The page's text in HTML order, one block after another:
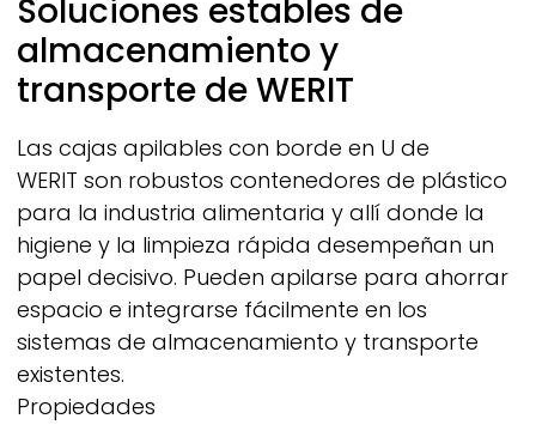
Breadcrumb
Soluciones estables de
almacenamiento y
transporte deWERIT
Las cajas apilables con borde en U de
WERIT son robustos contenedores de plástico
para la industria alimentaria y allí donde la
higiene y la limpieza rápida desempeñan un
papel decisivo. Pueden apilarse para ahorrar
espacio e integrarse fácilmente en los
sistemas de almacenamiento y transporte
existentes.
Propiedades